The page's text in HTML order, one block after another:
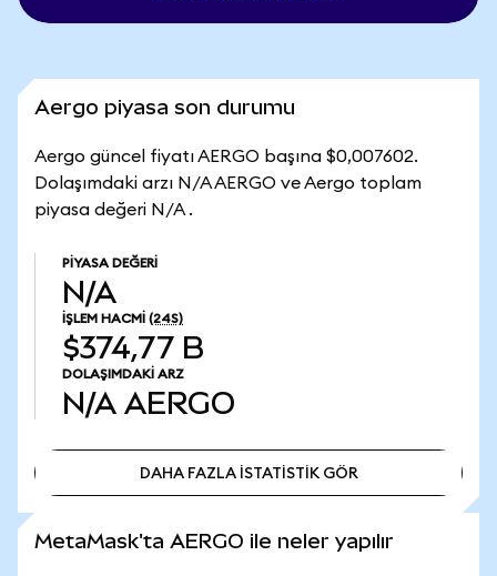
Aergo piyasa son durumu
Aergo güncel fiyatı AERGO başına $0,007602.
Dolaşımdaki arzı N/A AERGO ve Aergo toplam
piyasa değeri N/A .
PIYASA DEĞERI
N/A
İŞLEM HACMI (24S)
$374,77 B
DOLAŞIMDAKI ARZ
N/A AERGO
DAHA FAZLA İSTATİSTİK GÖR
MetaMask'ta AERGO ile neler yapılır